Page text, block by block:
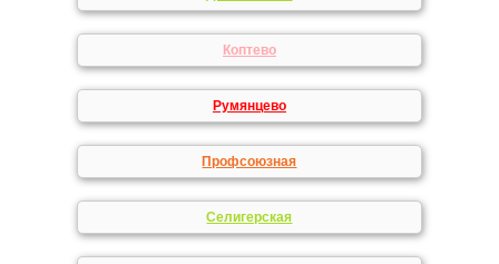
Коптево
Румянцево
Профсоюзная
Селигерская